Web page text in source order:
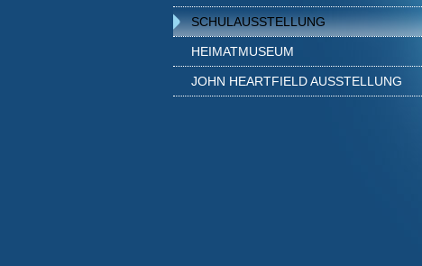
SCHULAUSSTELLUNG
HEIMATMUSEUM
JOHN HEARTFIELD AUSSTELLUNG